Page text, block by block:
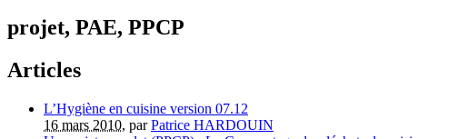
projet, PAE, PPCP
Articles
L’Hygiène en cuisine version 07.12
16 mars 2010, parPatrice HARDOUIN